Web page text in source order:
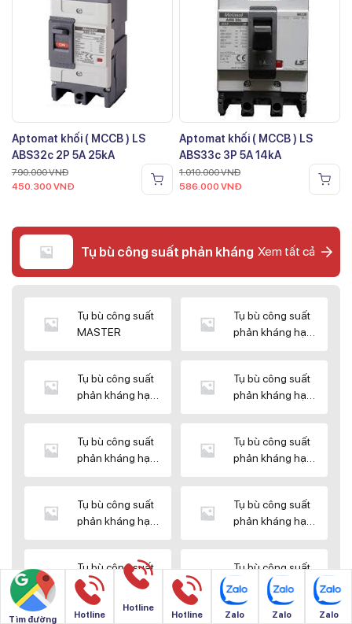
Aptomat khối ( MCCB ) LS
ABS32c 2P 5A 25kA
790.000VNĐ
450.300 VNĐ
Aptomat khối ( MCCB ) LS
ABS33c 3P 5A 14kA
1.010.000VNĐ
586.000 VNĐ
Tụ bù công suất phản kháng Xem tất cả
Tụ bù công suất
MASTER
Tụ bù công suất
phản kháng hạ
Tụ bù công suất
phản kháng hạ
Tụ bù công suất
phản kháng hạ
Tụ bù công suất
phản kháng hạ
Tụ bù công suất
phản kháng hạ
Tụ bù công suất
phản kháng hạ
Tụ bù công suất
phản kháng hạ
Tụ bù công suất
phản kháng hạ
thế SHIZUKI
Tụ bù công suất
phản kháng hạ
thế SINO
Tìm đường Hotline
Hotline
Hotline Zalo Zalo Zalo